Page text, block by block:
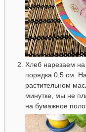
Хлеб нарезаем
порядка 0,5 см.
растительном
минутке, мы не
на бумажное